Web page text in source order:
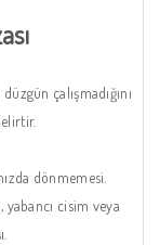
çalışmadığını
dönmemesi.
yabancı cisim veya